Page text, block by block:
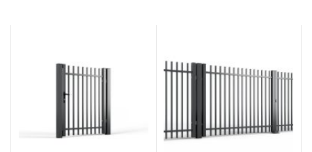
Ogrodzenia frontowe